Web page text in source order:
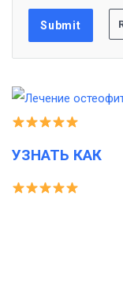
УЗНАТЬ КАК